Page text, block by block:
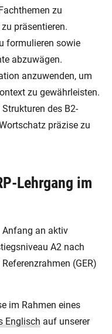
zu
präsentieren.
formulieren sowie
abzuwägen.
anzuwenden, um
zu gewährleisten.
des B2-
präzise zu
Lehrgang im
Anfang an aktiv
A2 nach
(GER)
im Rahmen eines
Englisch auf unserer